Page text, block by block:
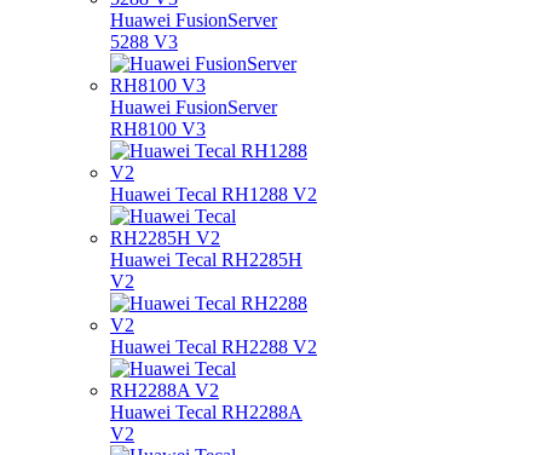
Huawei FusionServer
5288 V3
Huawei FusionServer
RH8100 V3
Huawei Tecal RH1288 V2
Huawei Tecal RH2285H
V2
Huawei Tecal RH2288 V2
Huawei Tecal RH2288A
V2